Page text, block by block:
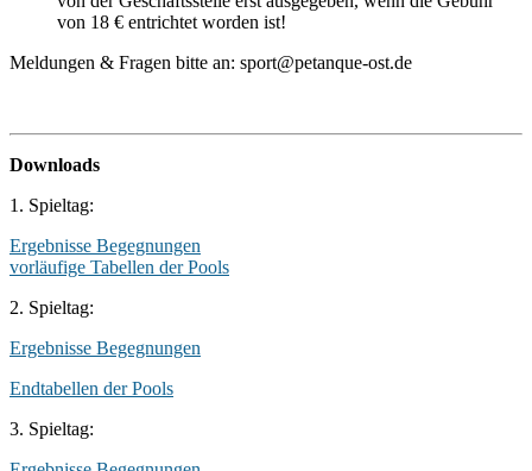
von 18 € entrichtet worden ist!
Meldungen & Fragen bitte an: sport@petanque-ost.de
Downloads
1. Spieltag:
Ergebnisse Begegnungen
vorläufige Tabellen der Pools
2. Spieltag:
Ergebnisse Begegnungen
Endtabellen der Pools
3. Spieltag: